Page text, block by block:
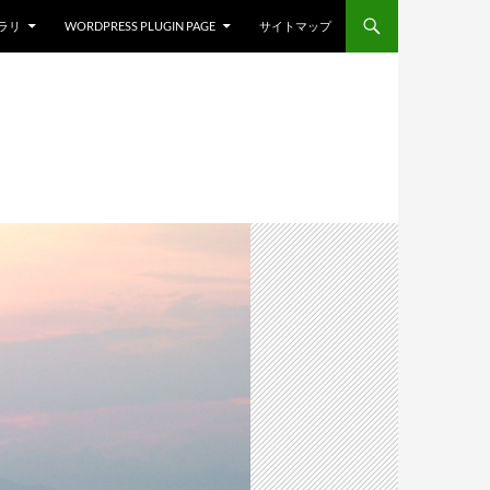
リ WORDPRESS PLUGIN PAGE サイトマップ